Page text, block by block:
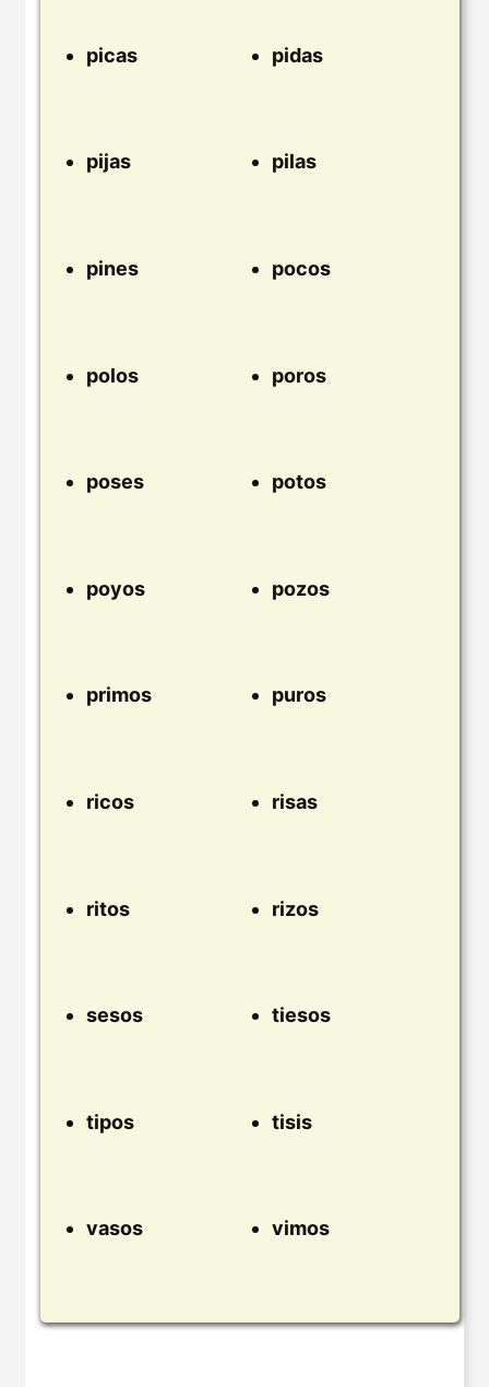
picas pidas
pijas pilas
pines pocos
polos poros
poses potos
poyos pozos
primos puros
ricos risas
ritos rizos
sesos tiesos
tipos tisis
vasos vimos